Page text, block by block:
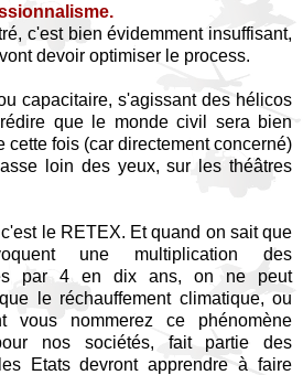
c'est bien évidemment insuffisant,
devoir optimiser le process.
capacitaire, s'agissant des hélicos
que le monde civil sera bien
cette fois (car directement concerné)
loin des yeux, sur les théâtres
le RETEX. Et quand on sait que
une multiplication des
par 4 en dix ans, on ne peut
le réchauffement climatique, ou
vous nommerez ce phénomène
nos sociétés, fait partie des
Etats devront apprendre à faire